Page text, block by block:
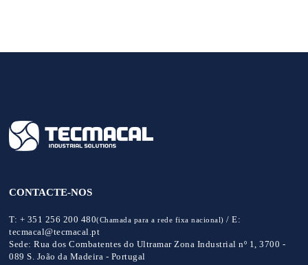
CONTACTE-NOS
T: + 351 256 200 480(Chamada para a rede fixa nacional) /E:
tecmacal@tecmacal.pt
Sede: Rua dos Combatentes do Ultramar Zona Industrial nº 1, 3700 -
089 S. João da Madeira - Portugal